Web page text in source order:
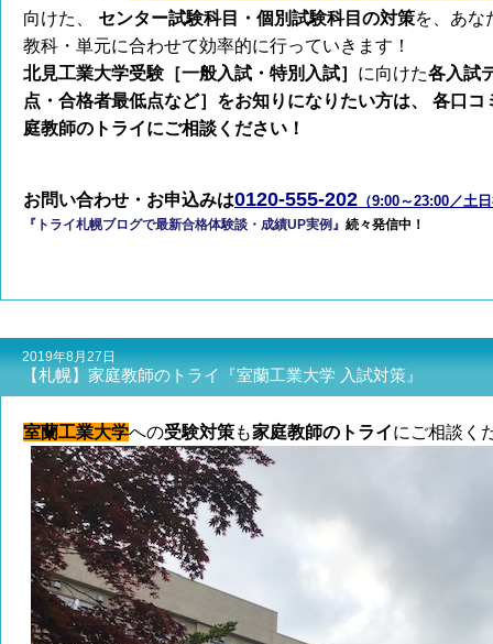
向けた、 センター試験科目・個別試験科目の対策を、あな
教科・単元に合わせて効率的に行っていきます！
北見工業大学受験［一般入試・特別入試］ に向けた各入試
点・合格者最低点など］ をお知りになりたい方は、 各口
庭教師のトライにご相談ください！
お問い合わせ・お申込みは0120-555-202 （9:00～23:00／土
『トライ札幌ブログで最新合格体験談・成績UP実例』 続々発信中！
2019年8月27日
【札幌】家庭教師のトライ『室蘭工業大学 入試対策』
室蘭工業大学への受験対策も家庭教師のトライにご相談く